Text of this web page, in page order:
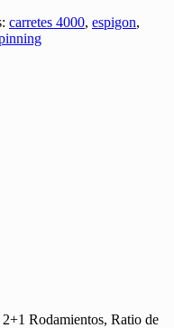
carretes 4000, espigon,
Rodamientos, Ratio de